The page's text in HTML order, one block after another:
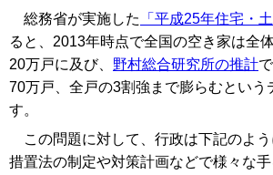
総務省が実施した
「平成25年住宅・
ると、2013年時点で全国の空き家は全
20万戸に及び、 野村総合研究所の推計
70万戸、全戸の3割強まで膨らむという
す。
この問題に対して、行政は下記のよ
措置法の制定や対策計画などで様々な